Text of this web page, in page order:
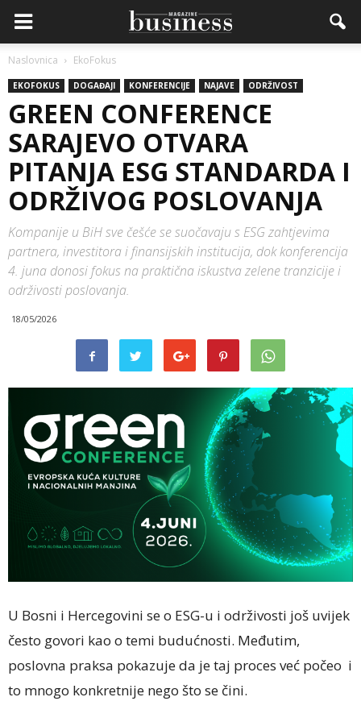
Naslovnica EkoFokus
EKOFOKUS DOGAĐAJI KONFERENCIJE NAJAVE ODRŽIVOST
GREEN CONFERENCE
SARAJEVO OTVARA
PITANJA ESG STANDARDA I
ODRŽIVOG POSLOVANJA
Kompanije u BiH sve češće se suočavaju s ESG zahtjevima
partnera, investitora i finansijskih institucija, dok konferencija
4. juna donosi fokus na praktična iskustva zelene tranzicije i
održivosti poslovanja.
18/05/2026
U Bosni i Hercegovini se o ESG-u i održivosti još uvijek
često govori kao o temi budućnosti. Međutim,
poslovna praksa pokazuje da je taj proces već počeo i
to mnogo konkretnije nego što se čini.